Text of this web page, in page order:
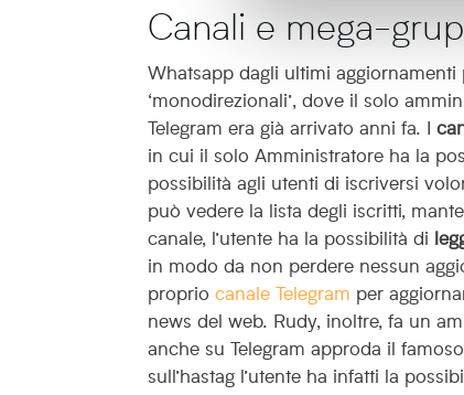
Canali e mega-
Whatsapp dagli ultimi
‘monodirezionali’, dove il solo
Telegram era già arrivato anni fa. I
in cui il solo Amministratore ha la
possibilità agli utenti di iscriversi
può vedere la lista degli iscritti,
canale, l’utente ha la possibilità di
in modo da non perdere nessun
propriocanale Telegram per
news del web. Rudy, inoltre, fa un
anche su Telegram approda il
sull’hastag l’utente ha infatti la